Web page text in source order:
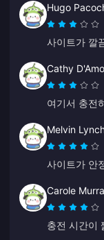
Hugo
사이트가 깔
Cathy
여기서 충전
Melvin
사이트가 안
Carole
충전 시간이